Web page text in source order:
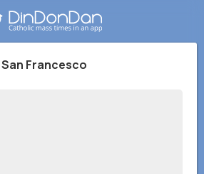
San Francesco